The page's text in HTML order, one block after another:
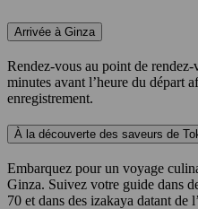
Arrivée à Ginza
Rendez-vous au point de
minutes avant l’heure du départ
enregistrement.
À la découverte des saveurs de
Embarquez pour un voyage
Ginza. Suivez votre guide dans
70 et dans des izakaya datant de